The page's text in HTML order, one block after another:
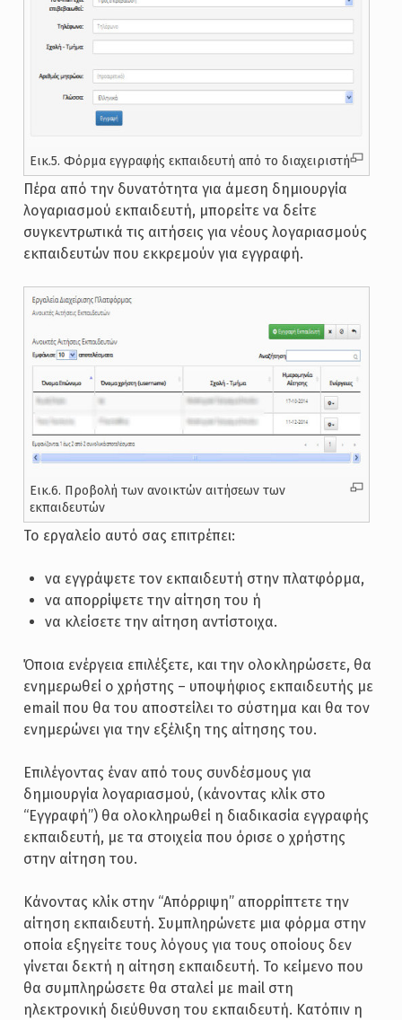
Εικ.5. Φόρμα εγγραφής εκπαιδευτή από το διαχειριστή
Πέρα από την δυνατότητα για άμεση δημιουργία
λογαριασμού εκπαιδευτή, μπορείτε να δείτε
συγκεντρωτικά τις αιτήσεις για νέους λογαριασμούς
εκπαιδευτών που εκκρεμούν για εγγραφή.
Εικ.6. Προβολή των ανοικτών αιτήσεων των
εκπαιδευτών
Το εργαλείο αυτό σας επιτρέπει:
να εγγράψετε τον εκπαιδευτή στην πλατφόρμα,
να απορρίψετε την αίτηση του ή
να κλείσετε την αίτηση αντίστοιχα.
Όποια ενέργεια επιλέξετε, και την ολοκληρώσετε, θα
ενημερωθεί ο χρήστης – υποψήφιος εκπαιδευτής με
email που θα του αποστείλει το σύστημα και θα τον
ενημερώνει για την εξέλιξη της αίτησης του.
Επιλέγοντας έναν από τους συνδέσμους για
δημιουργία λογαριασμού, (κάνοντας κλίκ στο
“Εγγραφή”) θα ολοκληρωθεί η διαδικασία εγγραφής
εκπαιδευτή, με τα στοιχεία που όρισε ο χρήστης
στην αίτηση του.
Κάνοντας κλίκ στην “Απόρριψη” απορρίπτετε την
αίτηση εκπαιδευτή. Συμπληρώνετε μια φόρμα στην
οποία εξηγείτε τους λόγους για τους οποίους δεν
γίνεται δεκτή η αίτηση εκπαιδευτή. Το κείμενο που
θα συμπληρώσετε θα σταλεί με mail στη
ηλεκτρονική διεύθυνση του εκπαιδευτή. Κατόπιν η